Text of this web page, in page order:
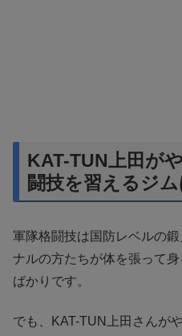
KAT-TUN上田が
闘技を習えるジ
軍隊格闘技は国防レベルの
ナルの方たちが体を張って
ばかりです。
でも、KAT-TUN上田さんが